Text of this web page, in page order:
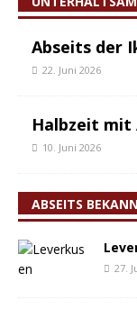
Abseits der
22. Juni 2026
Halbzeit mit
10. Juni 2026
ABSEITS
27.